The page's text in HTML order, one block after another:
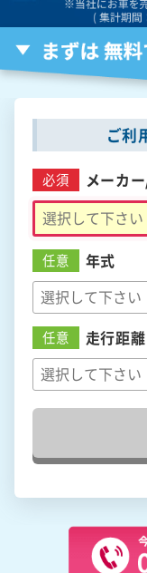
ご利
必須 メーカ
任意 年式
任意 走行距離